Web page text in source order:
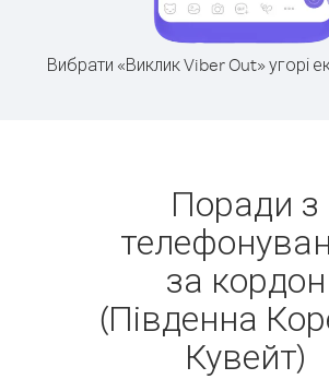
Вибрати «Виклик Viber Out» угорі
Поради з
за кордон
(Південна
Кувейт)